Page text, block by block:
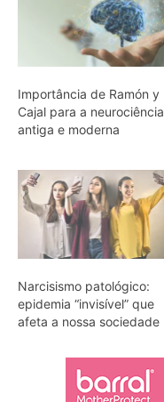
Importância de Ramón y
Cajal para a neurociência
antiga e moderna
Narcisismo patológico:
epidemia “invisível” que
afeta a nossa sociedade